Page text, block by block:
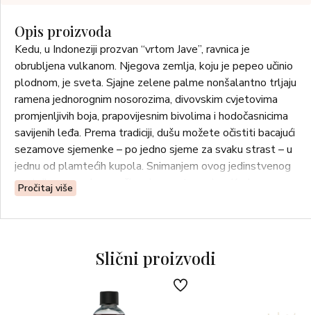
Opis proizvoda
Kedu, u Indoneziji prozvan “vrtom Jave”, ravnica je
obrubljena vulkanom. Njegova zemlja, koju je pepeo učinio
plodnom, je sveta. Sjajne zelene palme nonšalantno trljaju
ramena jednorognim nosorozima, divovskim cvjetovima
promjenljivih boja, prapovijesnim bivolima i hodočasnicima
savijenih leđa. Prema tradiciji, dušu možete očistiti bacajući
sezamove sjemenke – po jedno sjeme za svaku strast – u
jednu od plamtećih kupola. Snimanjem ovog jedinstvenog
sastojka, uz prekrasnu živopisnu notu grejpa, Kedu nas
odvodi na jedno od najznačajnijih mjesta na svijetu.
paprika i frezija eksplodiraju poput topline vulkana,
zagrijavajući sezam za cvjetni i svježi sastav, ali s
tostiranom složenošću. Ako sveto mjesto Kedu
predstavlja pročišćenje, onda su mirisi sljedeći trenuci:
Pročitaj više
Slični proizvodi